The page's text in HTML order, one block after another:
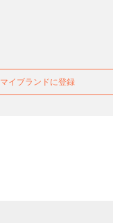
マイブランドに登録